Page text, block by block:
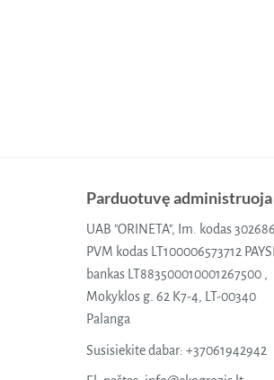
Parduotuvę administruoja
UAB "ORINETA", Im. kodas
PVM kodas LT100006573712
bankas LT883500010001267500 ,
Mokyklos g. 62 K7-4, LT-00340
Palanga
Susisiekite dabar: +37061942942